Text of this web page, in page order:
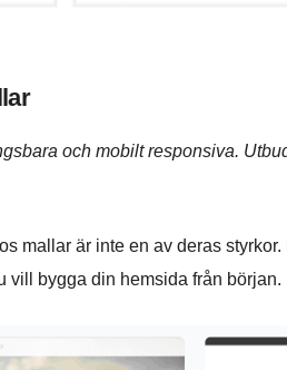
och mobilt responsiva.
mallar är inte en av deras styrkor.
vill bygga din hemsida från början.